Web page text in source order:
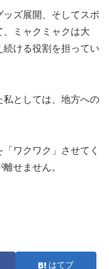
ズ展開、そしてスポ
、ミャクミャクは大
ける役割を担ってい
としては、地方への
ワクワク」させてく
せません。
はてブ